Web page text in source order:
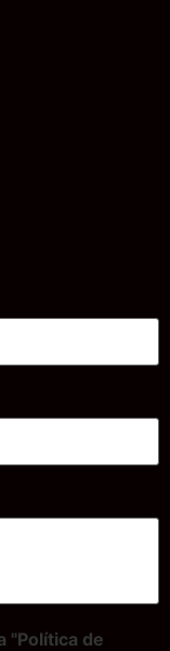
"Política de